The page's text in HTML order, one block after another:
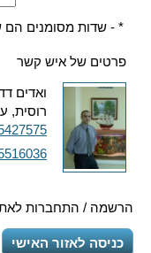
* - שדות מסומנים הם
פרטים של איש קשר
ואדים
רוסית,
הרשמה / התחברות
כניסה לאזור האישי